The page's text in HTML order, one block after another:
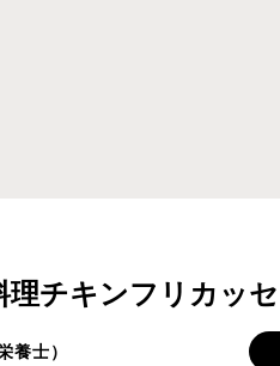
チキンフリカッセ
養士）